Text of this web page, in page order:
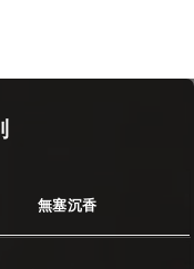
無塞沉香